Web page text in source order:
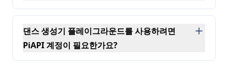
저희 AI 댄스 생성기를 사용하면 먼저 애니메이션을 적
댄스 생성기 플레이그라운드를 사용하려면
PiAPI 계정이 필요한가요?
계정 없이도 Kling AI 댄스 생성기 무료 플레이그라운드